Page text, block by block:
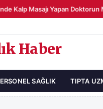
Kalp Masajı Yapan Doktorun
Haber
SAĞLIK TIPTA